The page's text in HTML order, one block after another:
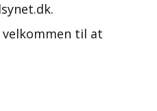
til at